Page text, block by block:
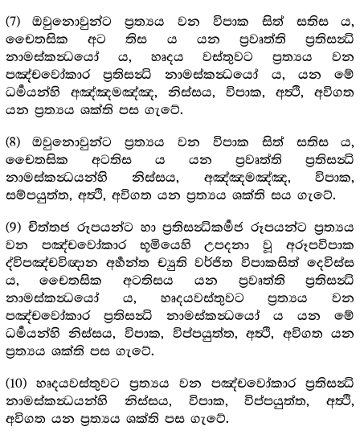
(7) ඔවුනොවුන්ට ප්‍රත්‍යය වන විපාක සිත් සතිස ය,
චෛතසික අට තිස ය යන ප්‍රවෘත්ති ප්‍රතිසන්‍ධි
නාමස්කන්‍ධයෝ ය, හෘදය වස්තුවට ප්‍රත්‍යය වන
පඤ්චවෝකාර ප්‍රතිසන්‍ධි නාමස්කන්‍ධයෝ ය, යන මේ
ධර්‍මයන්හි අඤ්ඤමඤ්ඤ, නිස්සය, විපාක, අත්‍ථි, අවිගත
යන ප්‍රත්‍යය ශක්ති පස ගැටේ.
(8) ඔවුනොවුන්ට ප්‍රත්‍යය වන විපාක සිත් සතිස ය,
චෛතසික අටතිස ය යන ප්‍රවෘත්ති ප්‍රතිසන්‍ධි
නාමස්කන්‍ධයන්හි නිස්සය, අඤ්ඤමඤ්ඤ, විපාක,
සම්පයුත්ත, අත්‍ථි, අවිගත යන ප්‍රත්‍යය ශක්ති සය ගැටේ.
(9) චිත්තජ රූපයන්ට හා ප්‍රතිසන්‍ධිකර්‍මජ රූපයන්ට ප්‍රත්‍යය
වන පඤ්චවෝකාර භූමියෙහි උපදනා වූ අරූපවිපාක
ද්විපඤ්චවිඥාන අර්‍හන්ත ච්‍යුති වර්ජිත විපාකසිත් දෙවිස්ස
ය, චෛතසික අටතිසය යන ප්‍රවෘත්ති ප්‍රතිසන්‍ධි
නාමස්කන්‍ධයෝ ය, හෘදයවස්තුවට ප්‍රත්‍යය වන
පඤ්චවෝකාර ප්‍රතිසන්‍ධි නාමස්කන්‍ධයෝ ය යන මේ
ධර්‍මයන්හි නිස්සය, විපාක, විප්පයුත්ත, අත්‍ථි, අවිගත යන
ප්‍රත්‍යය ශක්ති පස ගැටේ.
(10) හෘදයවස්තුවට ප්‍රත්‍යය වන පඤ්චවෝකාර ප්‍රතිසන්‍ධි
නාමස්කන්‍ධයන්හි නිස්සය, විපාක, විප්පයුත්ත, අත්‍ථි,
අවිගත යන ප්‍රත්‍යය ශක්ති පස ගැටේ.